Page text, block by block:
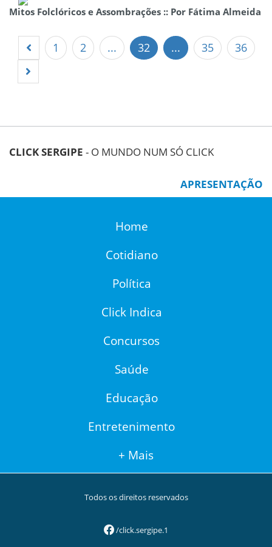
Mitos Folclóricos e Assombrações :: Por Fátima Almeida
1 2 ... 32 ... 35 36
CLICK SERGIPE - O MUNDO NUM SÓ CLICK
APRESENTAÇÃO
Home
Cotidiano
Política
Click Indica
Concursos
Saúde
Educação
Entretenimento
+ Mais
Todos os direitos reservados
/click.sergipe.1